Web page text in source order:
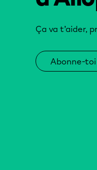
Ça va t’aider,
Abonne-toi